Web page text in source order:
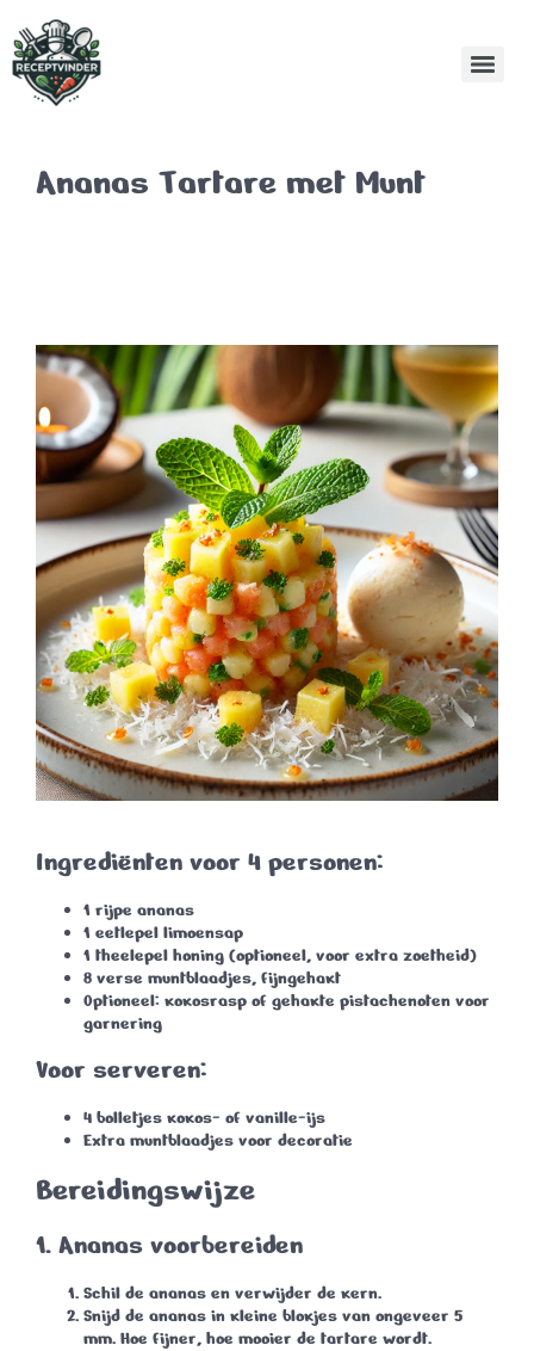
Ananas Tartare met Munt
Ingrediënten voor 4 personen:
1 rijpe ananas
1 eetlepel limoensap
1 theelepel honing (optioneel, voor extra zoetheid)
8 verse muntblaadjes, fijngehakt
Optioneel: kokosrasp of gehakte pistachenoten voor
garnering
Voor serveren:
4 bolletjes kokos- of vanille-ijs
Extra muntblaadjes voor decoratie
Bereidingswijze
1. Ananas voorbereiden
Schil de ananas en verwijder de kern.
Snijd de ananas in kleine blokjes van ongeveer 5
mm. Hoe fijner, hoe mooier de tartare wordt.